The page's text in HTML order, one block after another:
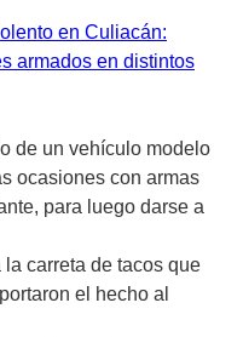
en Culiacán:
armados en distintos
de un vehículo modelo
ocasiones con armas
para luego darse a
carreta de tacos que
el hecho al